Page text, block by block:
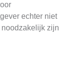
echter niet
zijn